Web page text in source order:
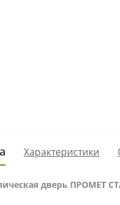
Характеристики
дверь ПРОМЕТ